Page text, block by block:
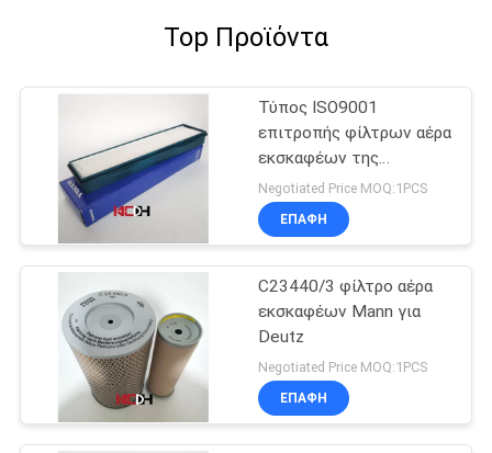
Top Προϊόντα
Τύπος ISO9001
επιτροπής φίλτρων αέρα
εκσκαφέων της
εγκεκριμένος
Negotiated Price MOQ:1PCS
ΕΠΑΦΉ
C23440/3 φίλτρο αέρα
εκσκαφέων Mann για
Deutz
Negotiated Price MOQ:1PCS
ΕΠΑΦΉ